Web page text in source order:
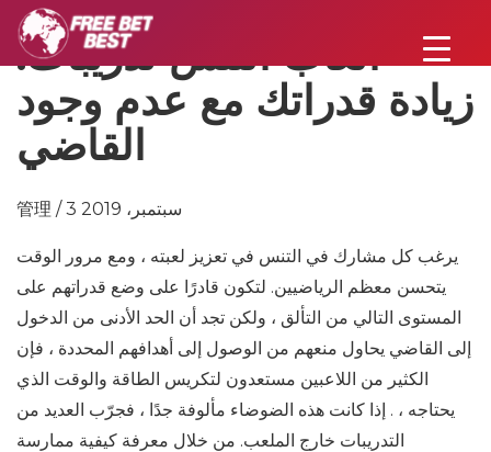
ألعاب التنس تدريبات:
زيادة قدراتك مع عدم وجود
القاضي
管理 / 3 سبتمبر، 2019
يرغب كل مشارك في التنس في تعزيز لعبته ، ومع مرور الوقت
يتحسن معظم الرياضيين. لتكون قادرًا على وضع قدراتهم على
المستوى التالي من التألق ، ولكن تجد أن الحد الأدنى من الدخول
إلى القاضي يحاول منعهم من الوصول إلى أهدافهم المحددة ، فإن
الكثير من اللاعبين مستعدون لتكريس الطاقة والوقت الذي
يحتاجه ، . إذا كانت هذه الضوضاء مألوفة جدًا ، فجرّب العديد من
التدريبات خارج الملعب. من خلال معرفة كيفية ممارسة